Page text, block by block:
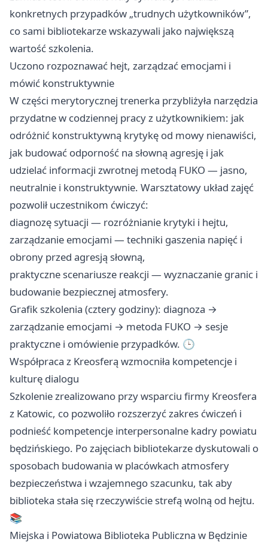
konkretnych przypadków „trudnych użytkowników”,
co sami bibliotekarze wskazywali jako największą
wartość szkolenia.
Uczono rozpoznawać hejt, zarządzać emocjami i
mówić konstruktywnie
W części merytorycznej trenerka przybliżyła narzędzia
przydatne w codziennej pracy z użytkownikiem: jak
odróżnić konstruktywną krytykę od mowy nienawiści,
jak budować odporność na słowną agresję i jak
udzielać informacji zwrotnej metodą FUKO — jasno,
neutralnie i konstruktywnie. Warsztatowy układ zajęć
pozwolił uczestnikom ćwiczyć:
diagnozę sytuacji — rozróżnianie krytyki i hejtu,
zarządzanie emocjami — techniki gaszenia napięć i
obrony przed agresją słowną,
praktyczne scenariusze reakcji — wyznaczanie granic i
budowanie bezpiecznej atmosfery.
Grafik szkolenia (cztery godziny): diagnoza →
zarządzanie emocjami → metoda FUKO → sesje
praktyczne i omówienie przypadków. 🕒
Współpraca z Kreosferą wzmocniła kompetencje i
kulturę dialogu
Szkolenie zrealizowano przy wsparciu firmy Kreosfera
z Katowic, co pozwoliło rozszerzyć zakres ćwiczeń i
podnieść kompetencje interpersonalne kadry powiatu
będzińskiego. Po zajęciach bibliotekarze dyskutowali o
sposobach budowania w placówkach atmosfery
bezpieczeństwa i wzajemnego szacunku, tak aby
biblioteka stała się rzeczywiście strefą wolną od hejtu.
📚
Miejska i Powiatowa Biblioteka Publiczna w Będzinie